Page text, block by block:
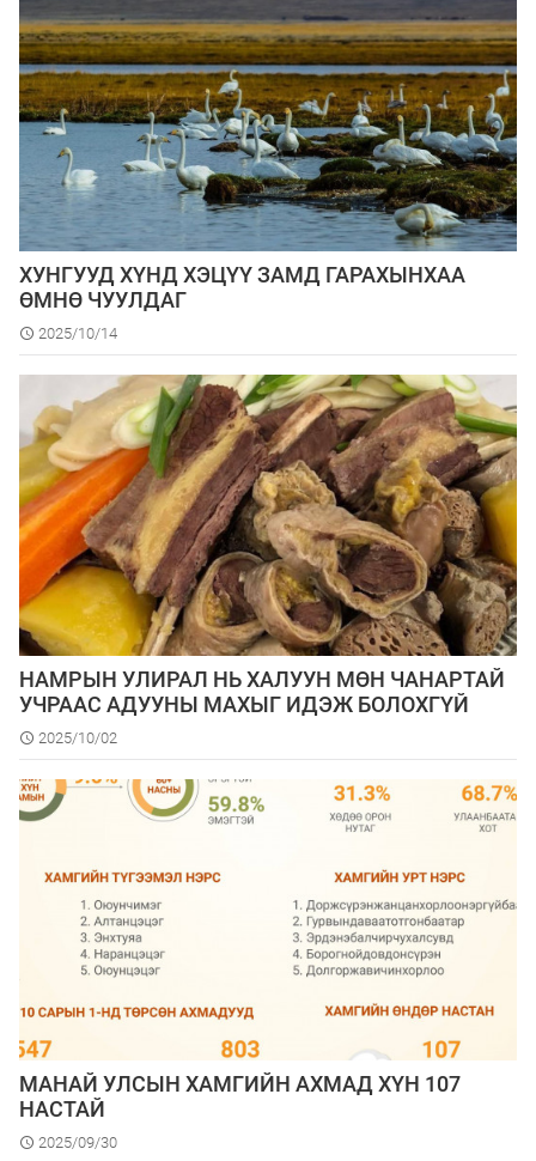
ХУНГУУД ХҮНД ХЭЦҮҮ ЗАМД ГАРАХЫНХАА
ӨМНӨ ЧУУЛДАГ
2025/10/14
НАМРЫН УЛИРАЛ НЬ ХАЛУУН МӨН ЧАНАРТАЙ
УЧРААС АДУУНЫ МАХЫГ ИДЭЖ БОЛОХГҮЙ
2025/10/02
МАНАЙ УЛСЫН ХАМГИЙН АХМАД ХҮН 107
НАСТАЙ
2025/09/30